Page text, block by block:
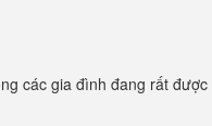
các gia đình đang rất